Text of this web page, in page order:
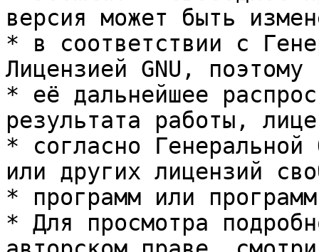
версия может быть
* в соответствии с
Лицензией GNU, поэтому
* её дальнейшее
результата работы,
* согласно Генеральной
или других лицензий
* программ или
* Для просмотра